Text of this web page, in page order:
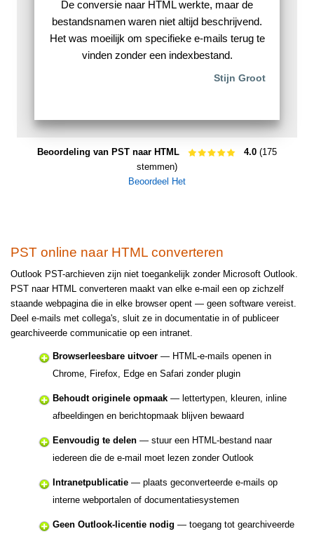
De conversie naar HTML werkte, maar de
bestandsnamen waren niet altijd beschrijvend.
Het was moeilijk om specifieke e-mails terug te
vinden zonder een indexbestand.
Stijn Groot
Beoordeling van PST naar HTML 4.0 (175
stemmen)
Beoordeel Het
PST online naar HTML converteren
Outlook PST-archieven zijn niet toegankelijk zonder Microsoft Outlook.
PST naar HTML converteren maakt van elke e-mail een op zichzelf
staande webpagina die in elke browser opent — geen software vereist.
Deel e-mails met collega's, sluit ze in documentatie in of publiceer
gearchiveerde communicatie op een intranet.
Browserleesbare uitvoer — HTML-e-mails openen in
Chrome, Firefox, Edge en Safari zonder plugin
Behoudt originele opmaak — lettertypen, kleuren, inline
afbeeldingen en berichtopmaak blijven bewaard
Eenvoudig te delen — stuur een HTML-bestand naar
iedereen die de e-mail moet lezen zonder Outlook
Intranetpublicatie — plaats geconverteerde e-mails op
interne webportalen of documentatiesystemen
Geen Outlook-licentie nodig — toegang tot gearchiveerde